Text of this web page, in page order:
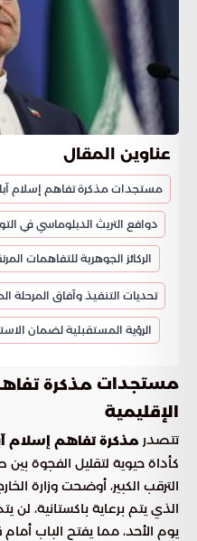
عناوين المقال
مستجدات مذكرة تفاهم إسلام
دوافع التريث الدبلوماسي في
الركائز الجوهرية للتفاهمات
تحديات التنفيذ وآفاق المرحلة
الرؤية المستقبلية لضمان
مستجدات مذكرة
الإقليمية
تتصدر مذكرة تفاهم إسلام
كأداة حيوية لتقليل الفجوة
الترقب الكبير، أوضحت وزارة
الذي يتم برعاية باكستانية،
يوم الأحد، مما يفتح الباب